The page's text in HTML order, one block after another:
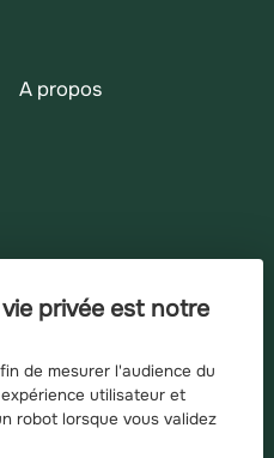
privée est notre
de mesurer l'audience du
utilisateur et
robot lorsque vous validez
A propos